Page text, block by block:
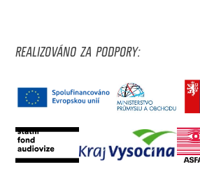
REALIZOVÁNO ZA PODPORY: